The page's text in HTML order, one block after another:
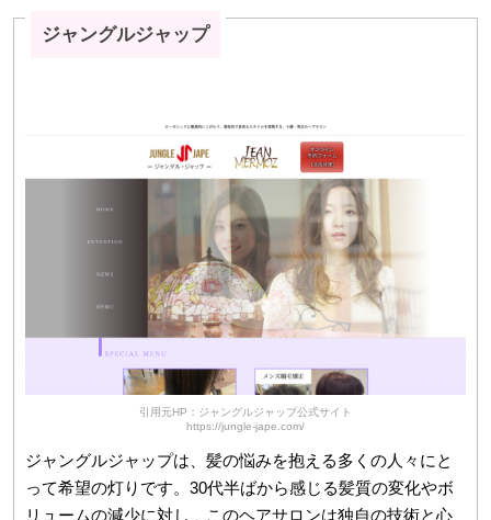
ジャングルジャップ
引用元HP：ジャングルジャップ公式サイト
https://jungle-jape.com/
ジャングルジャップは、髪の悩みを抱える多くの人々にと
って希望の灯りです。30代半ばから感じる髪質の変化やボ
リュームの減少に対し、このヘアサロンは独自の技術と心